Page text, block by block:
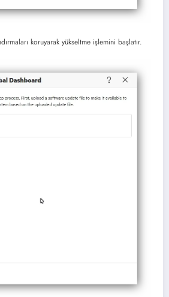
koruyarak yükseltme işlemini başlatır.